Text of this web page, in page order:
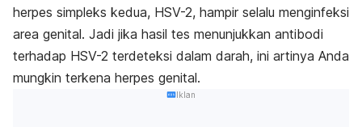
herpes simpleks kedua, HSV-2, hampir selalu menginfeksi
area genital. Jadi jika hasil tes menunjukkan antibodi
terhadap HSV-2 terdeteksi dalam darah, ini artinya Anda
mungkin terkena herpes genital.
Iklan